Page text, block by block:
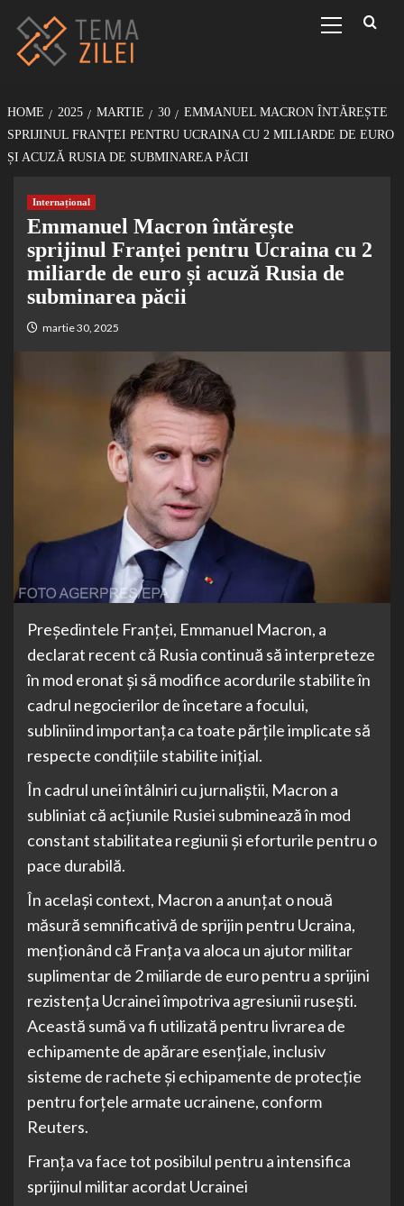
conținut
Menu
HOME 2025 MARTIE 30
EMMANUEL MACRON ÎNTĂREȘTE
SPRIJINUL FRANȚEI PENTRU UCRAINA CU 2 MILIARDE DE EURO
ȘI ACUZĂ RUSIA DE SUBMINAREA PĂCII
Internațional
Emmanuel Macron întărește
sprijinul Franței pentru Ucraina cu 2
miliarde de euro și acuză Rusia de
subminarea păcii
martie 30, 2025
Președintele Franței, Emmanuel Macron, a
declarat recent că Rusia continuă să interpreteze
în mod eronat și să modifice acordurile stabilite în
cadrul negocierilor de încetare a focului,
subliniind importanța ca toate părțile implicate să
respecte condițiile stabilite inițial.
În cadrul unei întâlniri cu jurnaliștii, Macron a
subliniat că acțiunile Rusiei subminează în mod
constant stabilitatea regiunii și eforturile pentru o
pace durabilă.
În același context, Macron a anunțat o nouă
măsură semnificativă de sprijin pentru Ucraina,
menționând că Franța va aloca un ajutor militar
suplimentar de 2 miliarde de euro pentru a sprijini
rezistența Ucrainei împotriva agresiunii rusești.
Această sumă va fi utilizată pentru livrarea de
echipamente de apărare esențiale, inclusiv
sisteme de rachete și echipamente de protecție
pentru forțele armate ucrainene, conform
Reuters.
Franța va face tot posibilul pentru a intensifica
sprijinul militar acordat Ucrainei